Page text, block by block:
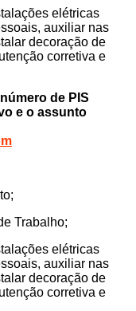
elétricas
auxiliar nas
decoração de
corretiva e
de PIS
e o assunto
Trabalho;
elétricas
auxiliar nas
decoração de
corretiva e